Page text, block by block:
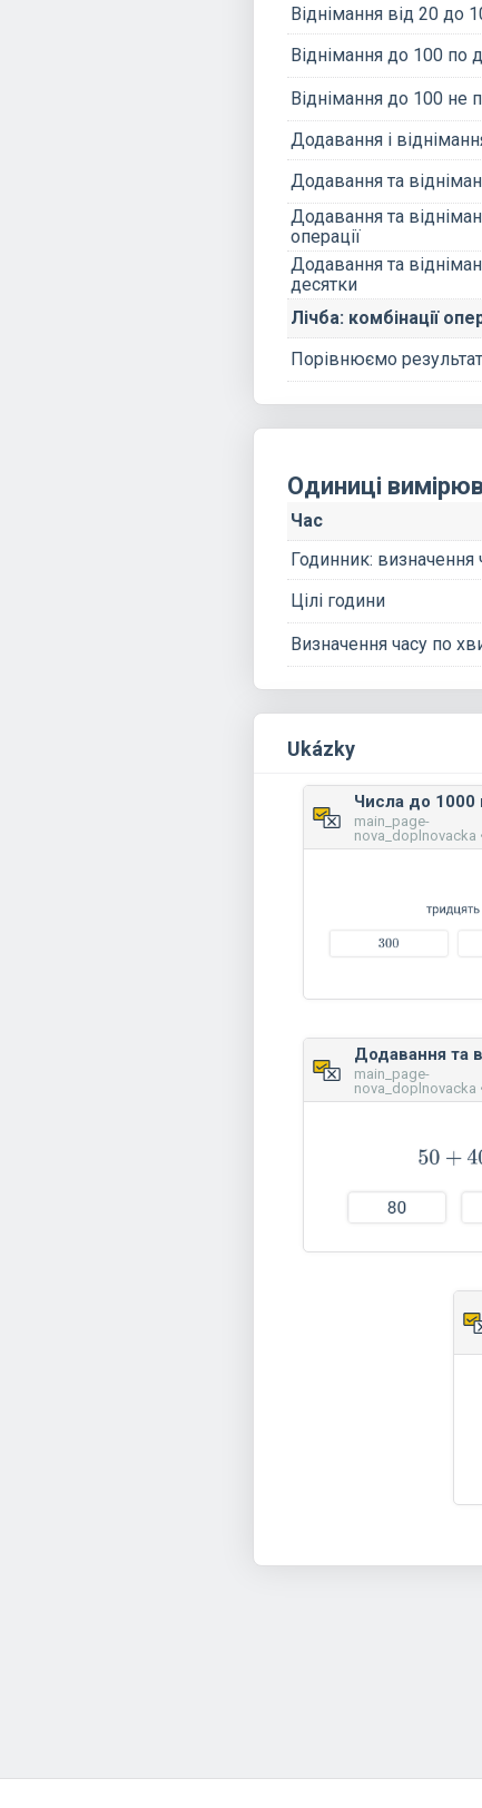
Віднімання від 20 до
Віднімання до 100 по
Віднімання до 100 не
Додавання і
Додавання та
Додавання та
операції
Додавання та
десятки
Лічба: комбінації
Порівнюємо
Одиниці
Час
Годинник: визначення
Цілі години
Визначення часу по
Ukázky
main_page-
nova_doplnovacka
main_page-
nova_doplnovacka